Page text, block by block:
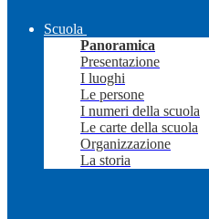
Scuola
Panoramica
Presentazione
I luoghi
Le persone
I numeri della scuola
Le carte della scuola
Organizzazione
La storia